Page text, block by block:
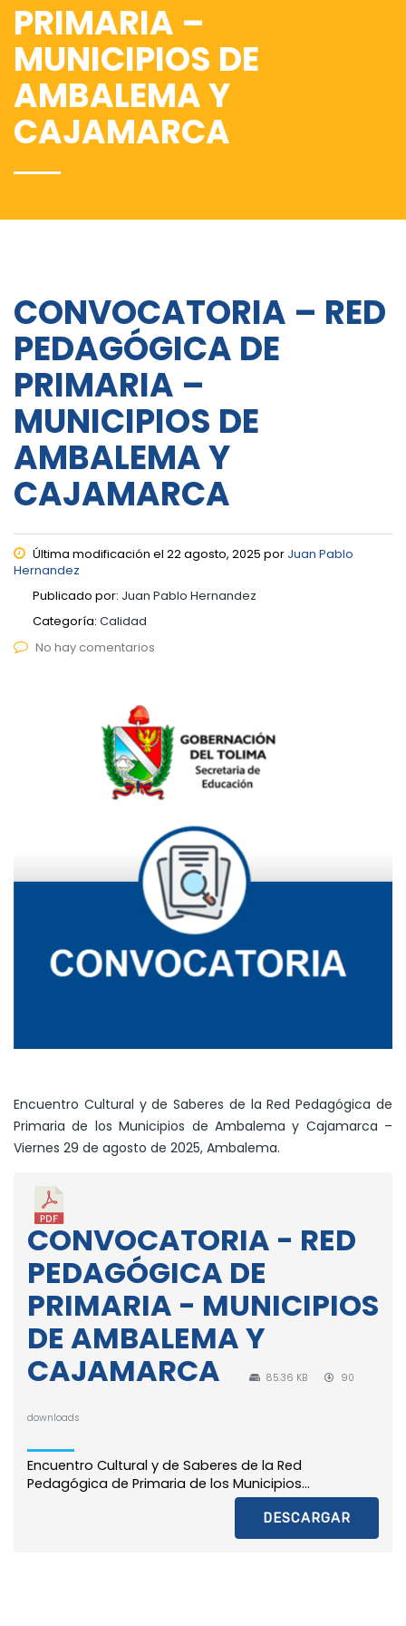
PRIMARIA –
MUNICIPIOS DE
AMBALEMA Y
CAJAMARCA
CONVOCATORIA – RED
PEDAGÓGICA DE
PRIMARIA –
MUNICIPIOS DE
AMBALEMA Y
CAJAMARCA
Última modificación el 22 agosto, 2025 por Juan Pablo
Hernandez
Publicado por: Juan Pablo Hernandez
Categoría: Calidad
No hay comentarios
Encuentro Cultural y de Saberes de la Red Pedagógica de
Primaria de los Municipios de Ambalema y Cajamarca –
Viernes 29 de agosto de 2025, Ambalema.
CONVOCATORIA - RED
PEDAGÓGICA DE
PRIMARIA - MUNICIPIOS
DE AMBALEMA Y
CAJAMARCA
85.36 KB 90
downloads
Encuentro Cultural y de Saberes de la Red
Pedagógica de Primaria de los Municipios...
DESCARGAR